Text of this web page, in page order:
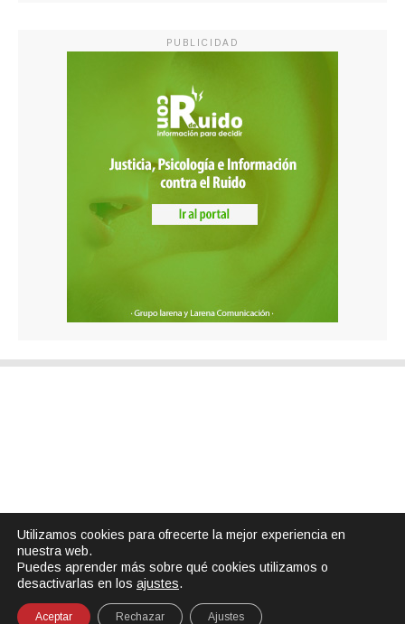
PUBLICIDAD
Utilizamos cookies para ofrecerte la mejor experiencia en
nuestra web.
Puedes aprender más sobre qué cookies utilizamos o
desactivarlas en los ajustes.
Aceptar Rechazar Ajustes